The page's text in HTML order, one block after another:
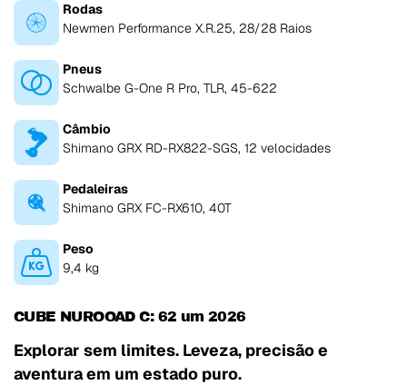
Rodas
Newmen Performance X.R.25, 28/28 Raios
Pneus
Schwalbe G-One R Pro, TLR, 45-622
Câmbio
Shimano GRX RD-RX822-SGS, 12 velocidades
Pedaleiras
Shimano GRX FC-RX610, 40T
Peso
9,4 kg
CUBE NUROOAD C: 62 um 2026
Explorar sem limites. Leveza, precisão e
aventura em um estado puro.